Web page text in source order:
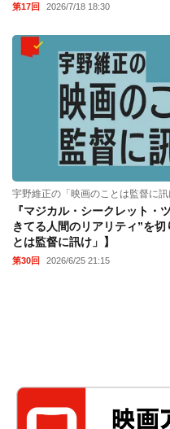
第17回 2026/7/18 18:30
宇野維正の「映画のことは監督に訊
『マジカル・シークレット・
きてる人間のリアリティ”を
とは監督に訊け」】
第30回 2026/6/25 21:15